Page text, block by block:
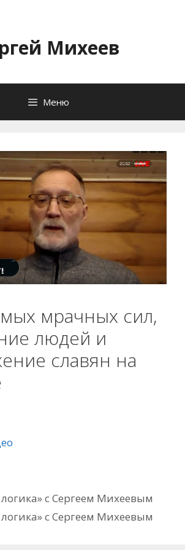
Михеев
Меню
мрачных сил,
людей и
славян на
с Сергеем Михеевым
с Сергеем Михеевым